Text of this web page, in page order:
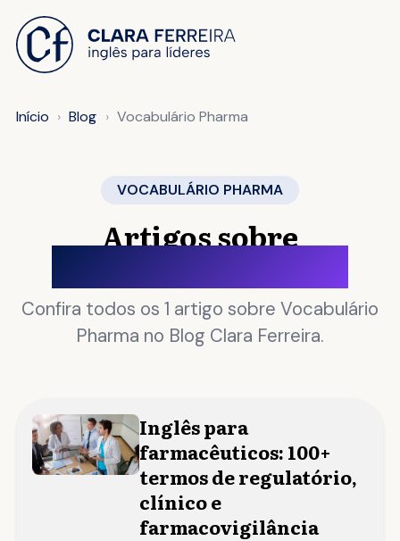
Início Blog Vocabulário Pharma
VOCABULÁRIO PHARMA
Artigos sobre
Confira todos os 1 artigo sobre Vocabulário
Pharma no Blog Clara Ferreira.
Inglês para
farmacêuticos: 100+
termos de regulatório,
clínico e
farmacovigilância